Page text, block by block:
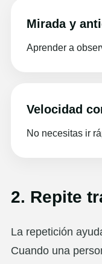
Mirada y
Aprender a
Velocidad
No necesitas ir
2. Repite
La repetición
Cuando una